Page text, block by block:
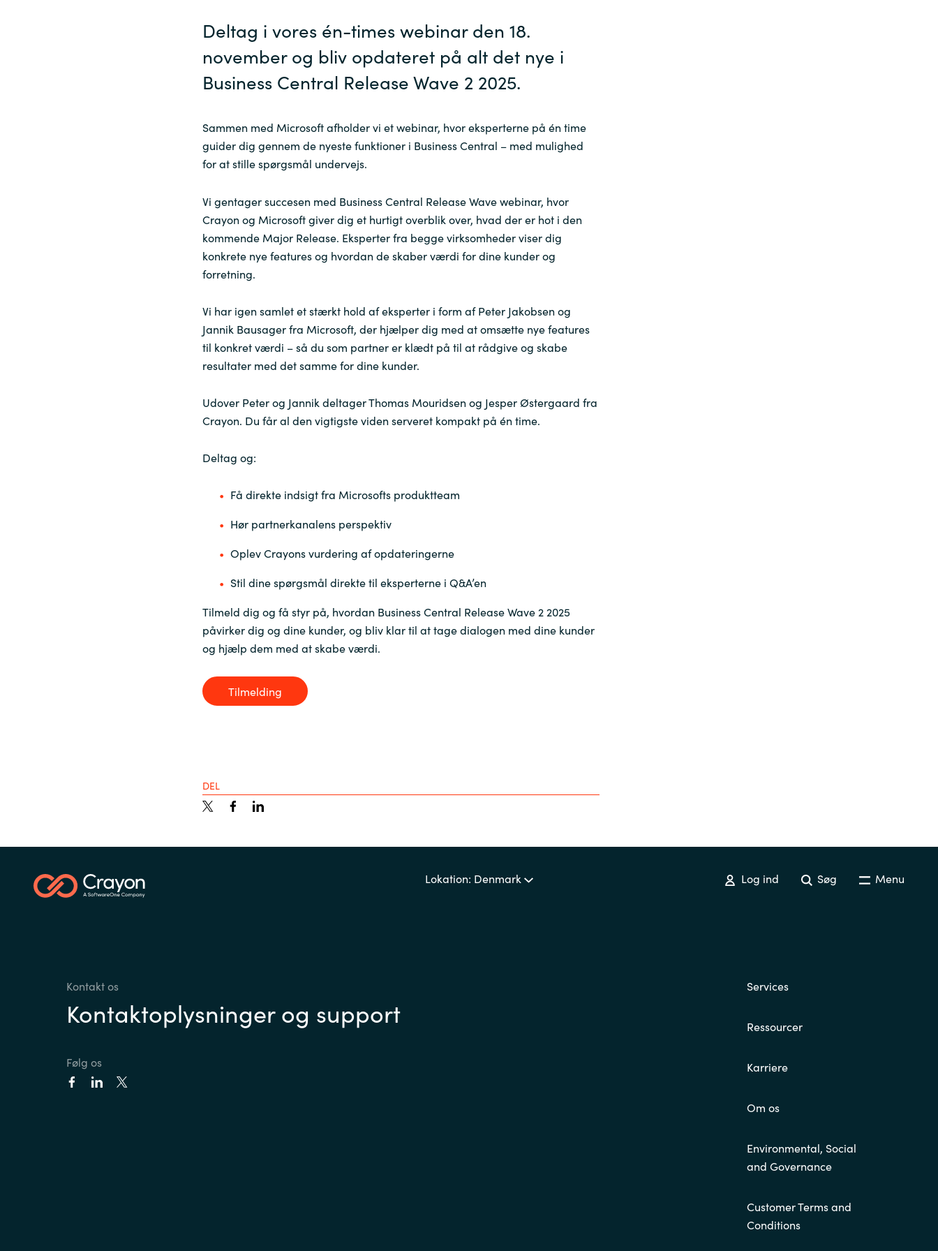
Sri Lanka
Sweden
Ukraine
United Kingdom
Deltag i vores én-times webinar den 18.
november og bliv opdateret på alt det nye i
Business Central ReleaseWave 2 2025.
Sammen med Microsoft afholder vi et webinar, hvor eksperterne på én time
guider dig gennem de nyeste funktioner i Business Central – med mulighed
for at stille spørgsmål undervejs.
Vi gentager succesen med Business Central Release Wave webinar, hvor
Crayon og Microsoft giver dig et hurtigt overblik over, hvad der er hot i den
kommende Major Release. Eksperter fra begge virksomheder viser dig
konkrete nye features og hvordan de skaber værdi for dine kunder og
forretning.
Vi har igen samlet et stærkt hold af eksperter i form af Peter Jakobsen og
Jannik Bausager fra Microsoft, der hjælper dig med at omsætte nye features
til konkret værdi – så du som partner er klædt på til at rådgive og skabe
resultater med det samme for dine kunder.
Udover Peter og Jannik deltager Thomas Mouridsen og Jesper Østergaard fra
Crayon. Du får al den vigtigste viden serveret kompakt på én time.
Deltag og:
Få direkte indsigt fra Microsofts produktteam
Hør partnerkanalens perspektiv
Oplev Crayons vurdering af opdateringerne
Stil dine spørgsmål direkte til eksperterne i Q&A’en
Tilmeld dig og få styr på, hvordan Business Central Release Wave 2 2025
påvirker dig og dine kunder, og bliv klar til at tage dialogen med dine kunder
og hjælp dem med at skabe værdi.
Tilmelding
DEL
Lokation: Denmark Log ind Søg Menu
Kontakt os
Kontaktoplysninger og support
Følg os
Services
Ressourcer
Karriere
Om os
Environmental, Social
and Governance
Customer Terms and
Conditions